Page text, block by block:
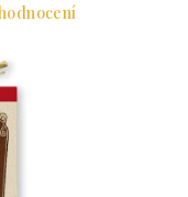
je 5,0 z 5 hvězdiček.